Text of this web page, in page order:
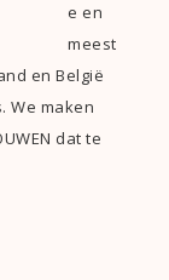
e en
meest
en België
We maken
dat te